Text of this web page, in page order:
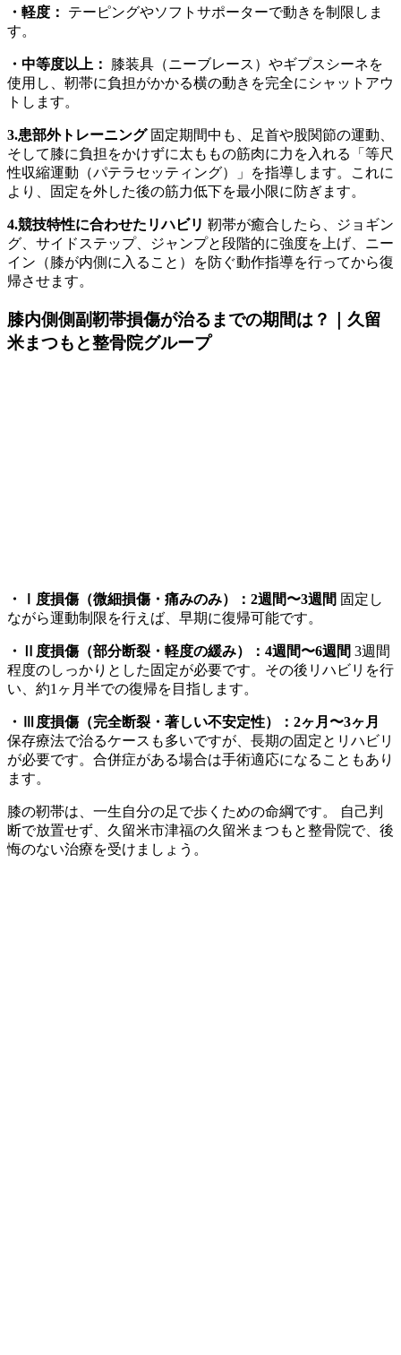
・軽度：
テーピングやソフトサポーターで動きを制限しま
す。
・中等度以上：
膝装具（ニーブレース）やギプスシーネを
使用し、靭帯に負担がかかる横の動きを完全にシャットアウ
トします。
3.患部外トレーニング固定期間中も、足首や股関節の運動、
そして膝に負担をかけずに太ももの筋肉に力を入れる「等尺
性収縮運動（パテラセッティング）」を指導します。これに
より、固定を外した後の筋力低下を最小限に防ぎます。
4.競技特性に合わせたリハビリ 靭帯が癒合したら、ジョギン
グ、サイドステップ、ジャンプと段階的に強度を上げ、ニー
イン（膝が内側に入ること）を防ぐ動作指導を行ってから復
帰させます。
膝内側側副靭帯損傷が治るまでの期間は？｜久留
米まつもと整骨院グループ
・Ⅰ度損傷（微細損傷・痛みのみ）：2週間〜3週間 固定し
ながら運動制限を行えば、早期に復帰可能です。
・Ⅱ度損傷（部分断裂・軽度の緩み）：4週間〜6週間 3週間
程度のしっかりとした固定が必要です。その後リハビリを行
い、約1ヶ月半での復帰を目指します。
・Ⅲ度損傷（完全断裂・著しい不安定性）：2ヶ月〜3ヶ月
保存療法で治るケースも多いですが、長期の固定とリハビリ
が必要です。合併症がある場合は手術適応になることもあり
ます。
膝の靭帯は、一生自分の足で歩くための命綱です。 自己判
断で放置せず、久留米市津福の久留米まつもと整骨院で、後
悔のない治療を受けましょう。